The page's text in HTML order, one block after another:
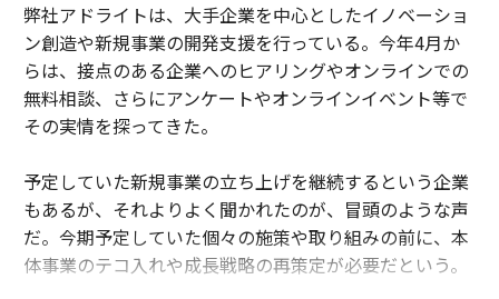
弊社アドライトは、大手企業を中心としたイノベーショ
ン創造や新規事業の開発支援を行っている。今年4月か
らは、接点のある企業へのヒアリングやオンラインでの
無料相談、さらにアンケートやオンラインイベント等で
その実情を探ってきた。
予定していた新規事業の立ち上げを継続するという企業
もあるが、それよりよく聞かれたのが、冒頭のような声
だ。今期予定していた個々の施策や取り組みの前に、本
体事業のテコ入れや成長戦略の再策定が必要だという。